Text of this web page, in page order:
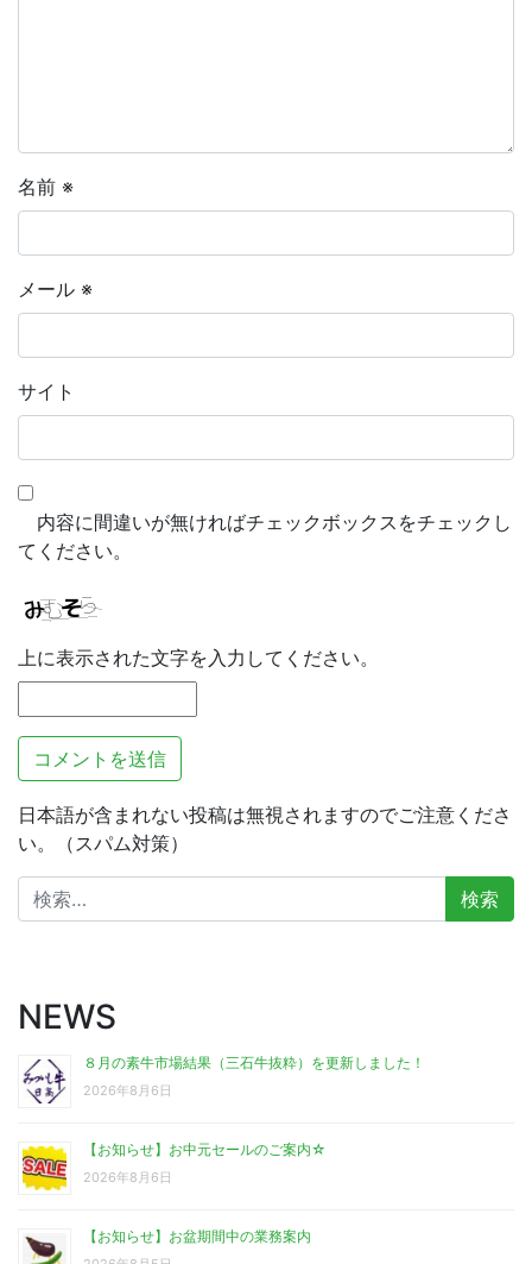
名前 ※
メール ※
サイト
内容に間違いが無ければチェックボックスをチェックし
てください。
上に表示された文字を入力してください。
日本語が含まれない投稿は無視されますのでご注意くださ
い。（スパム対策）
検
索:
NEWS
８月の素牛市場結果（三石牛抜粋）を更新しました！
2026年8月6日
【お知らせ】お中元セールのご案内☆
2026年8月6日
【お知らせ】お盆期間中の業務案内